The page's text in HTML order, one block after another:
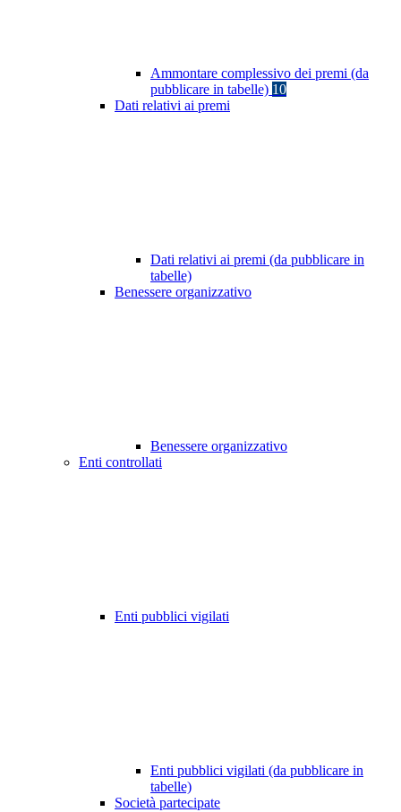
Ammontare complessivo dei premi (da
pubblicare in tabelle) 10
Dati relativi ai premi
Dati relativi ai premi (da pubblicare in
tabelle)
Benessere organizzativo
Benessere organizzativo
Enti controllati
Enti pubblici vigilati
Enti pubblici vigilati (da pubblicare in
tabelle)
Società partecipate